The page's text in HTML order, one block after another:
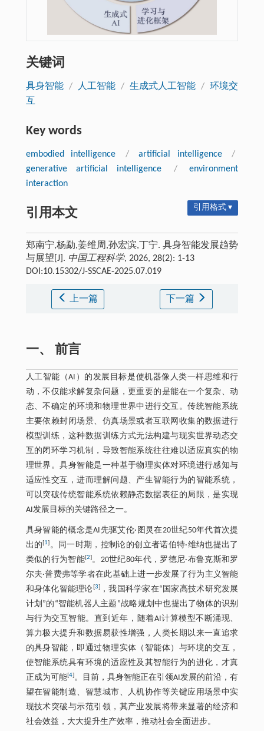
关键词
具身智能 / 人工智能 / 生成式人工智能 / 环境交
互
Key words
embodied intelligence / artificial intelligence
/
generative artificial intelligence
/
environment
interaction
引用本文 引用格式 ▾
郑南宁,杨勐,姜维周,孙宏滨,丁宁. 具身智能发展趋势
与展望[J]. 中国工程科学, 2026, 28(2): 1-13
DOI:10.15302/J-SSCAE-2025.07.019
上一篇 下一篇
一、 前言
人工智能（AI）的发展目标是使机器像人类一样思维和行
动，不仅能求解复杂问题，更重要的是能在一个复杂、动
态、不确定的环境和物理世界中进行交互。传统智能系统
主要依赖封闭场景、仿真场景或者互联网收集的数据进行
模型训练，这种数据训练方式无法构建与现实世界动态交
互的闭环学习机制，导致智能系统往往难以适应真实的物
理世界。具身智能是一种基于物理实体对环境进行感知与
适应性交互，进而理解问题、产生智能行为的智能系统，
可以突破传统智能系统依赖静态数据表征的局限，是实现
AI发展目标的关键路径之一。
具身智能的概念是AI先驱艾伦·图灵在20世纪50年代首次提
出的[1] 。同一时期，控制论的创立者诺伯特·维纳也提出了
类似的行为智能[2]。20世纪80年代，罗德尼·布鲁克斯和罗
尔夫·普费弗等学者在此基础上进一步发展了行为主义智能
和身体化智能理论[3]，我国科学家在“国家高技术研究发展
计划”的“智能机器人主题”战略规划中也提出了物体的识别
与行为交互智能。直到近年，随着AI计算模型不断涌现、
算力极大提升和数据易获性增强，人类长期以来一直追求
的具身智能，即通过物理实体（智能体）与环境的交互，
使智能系统具有环境的适应性及其智能行为的进化，才真
正成为可能[4]。目前，具身智能正在引领AI发展的前沿，有
望在智能制造、智慧城市、人机协作等关键应用场景中实
现技术突破与示范引领，其产业发展将带来显著的经济和
社会效益，大大提升生产效率，推动社会全面进步。